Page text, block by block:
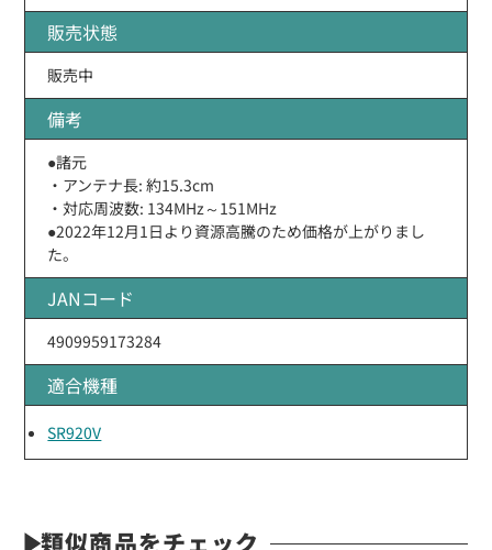
販売状態
販売中
備考
●諸元
・アンテナ長: 約15.3cm
・対応周波数: 134MHz～151MHz
●2022年12月1日より資源高騰のため価格が上がりまし
た。
JANコード
4909959173284
適合機種
SR920V
類似商品をチェック